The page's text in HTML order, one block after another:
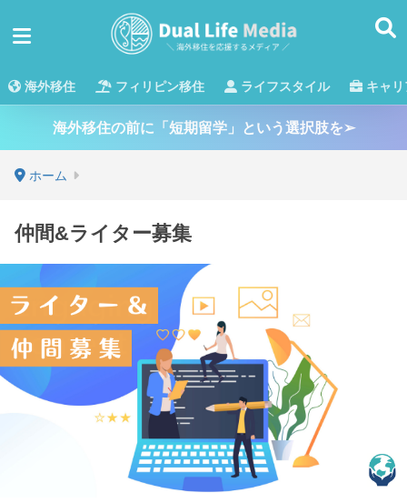
海外移住 フィリピン移住 ライフスタイル キャリ
海外移住の前に「短期留学」という選択肢を➢
ホーム
仲間&ライター募集